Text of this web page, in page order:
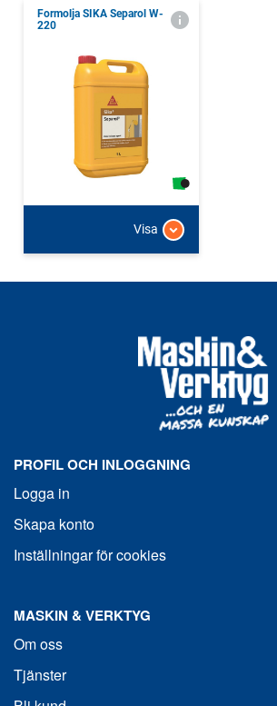
Formolja SIKA Separol W-
220
Visa
PROFIL OCH INLOGGNING
Logga in
Skapa konto
Inställningar för cookies
MASKIN & VERKTYG
Om oss
Tjänster